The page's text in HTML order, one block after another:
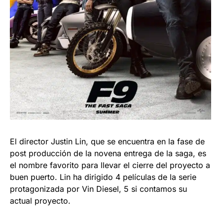
El director Justin Lin, que se encuentra en la fase de
post producción de la novena entrega de la saga, es
el nombre favorito para llevar el cierre del proyecto a
buen puerto. Lin ha dirigido 4 películas de la serie
protagonizada por Vin Diesel, 5 si contamos su
actual proyecto.